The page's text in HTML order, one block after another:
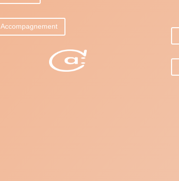
Accompagnement